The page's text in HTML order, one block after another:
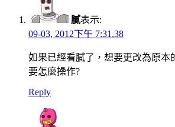
膩表示:
09-03, 2012下午 7:31.38
如果已經看膩了，想要更改為原本
要怎麼操作?
Reply